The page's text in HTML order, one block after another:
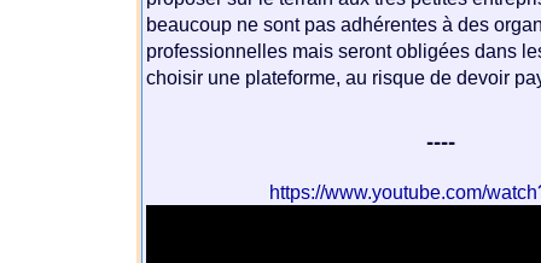
beaucoup ne sont pas adhérentes à des
professionnelles mais seront obligées dans
choisir une plateforme, au risque de devoir
----
https://www.youtube.com/